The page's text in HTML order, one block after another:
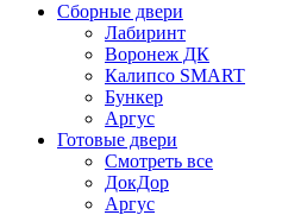
Сборные двери
Лабиринт
Воронеж ДК
Калипсо SMART
Бункер
Аргус
Готовые двери
Смотреть все
ДокДор
Аргус